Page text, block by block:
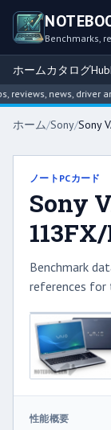
Benchmarks,
ホームカタログHub
news, driver
ホーム/Sony/Sony
ノートPCカード
Sony
Benchmark
references for
性能概要